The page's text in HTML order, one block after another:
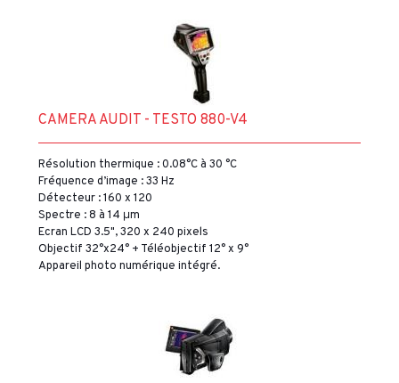
CAMERA AUDIT - TESTO 880-V4
Résolution thermique : 0.08°C à 30 °C
Fréquence d’image : 33 Hz
Détecteur : 160 x 120
Spectre : 8 à 14 μm
Ecran LCD 3.5", 320 x 240 pixels
Objectif 32°x24° + Téléobjectif 12° x 9°
Appareil photo numérique intégré.